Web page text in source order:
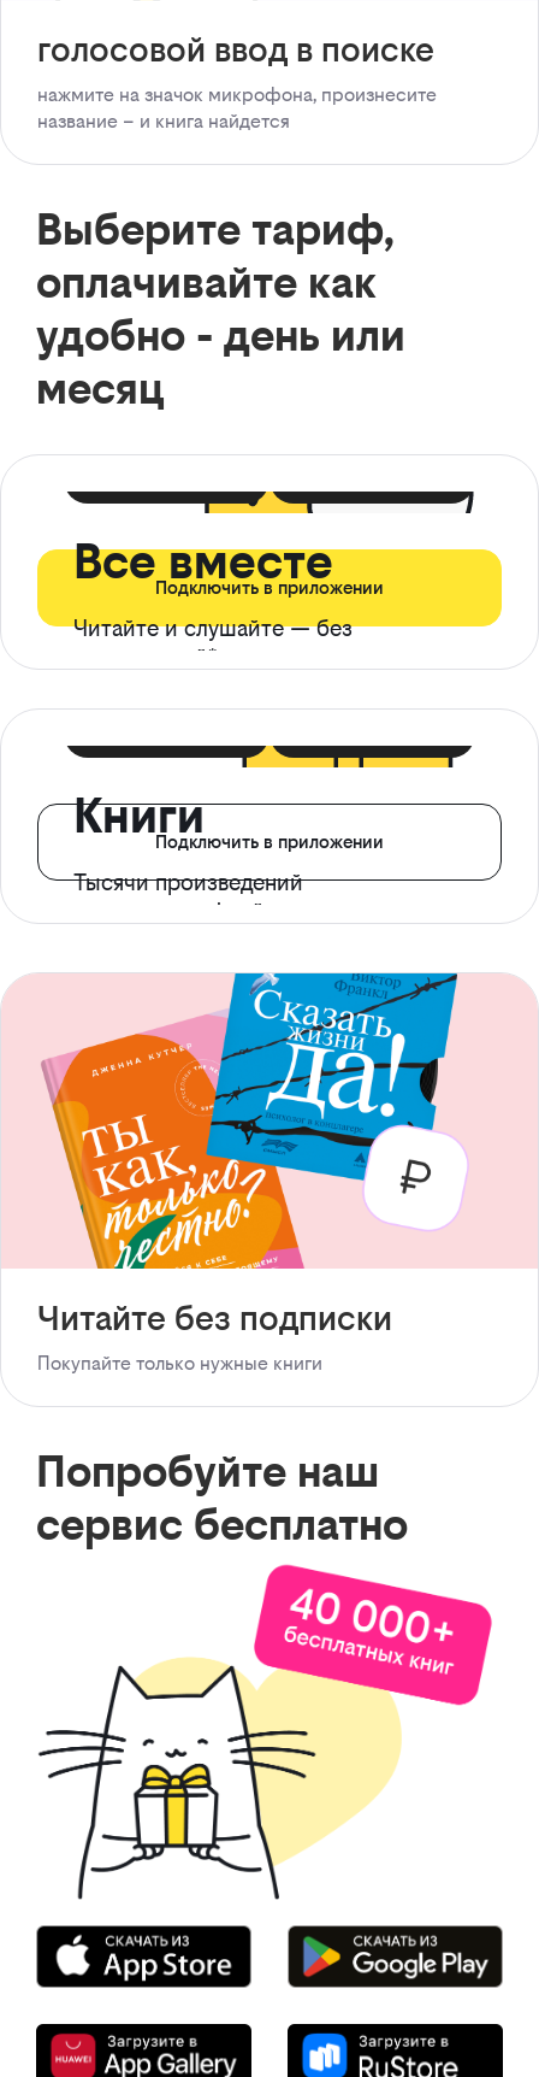
голосовой ввод в поиске
нажмите на значок микрофона, произнесите
название – и книга найдется
Выберите тариф,
оплачивайте как
удобно - день или
месяц
Все вместе
Читайте и слушайте — без
ограничений*
Подключить в приложении
Книги
Тысячи произведений
с доступом офлайн
Подключить в приложении
Читайте без подписки
Покупайте только нужные книги
Попробуйте наш
сервис бесплатно